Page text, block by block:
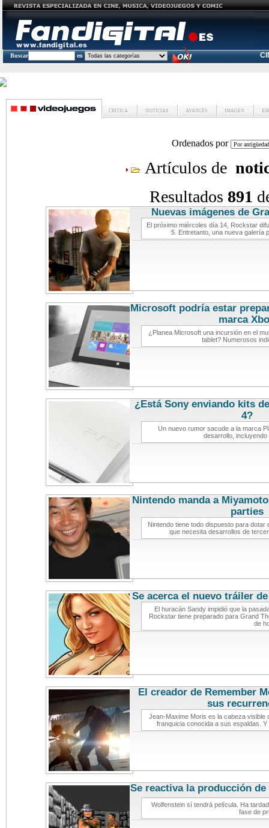
Buscar en
CRITICA NOTICIAS AVANCES IMAGEN
Ordenados por
Artículos de
Resultados 891
Nuevas imágenes de
El próximo miércoles día 14, Rockstar
5. Entretanto, una nueva galería
Microsoft podría estar
marca
¿Planea Microsoft una incursión en el
tablet? Numerosos
¿Está Sony enviando kits
4?
Un nuevo rumor sacude a la marca
desarrollo,
Nintendo manda a
parties
Nintendo tiene todo dispuesto para
que necesita desarrollos de
Se acerca el nuevo tráiler
El huracán Sandy impidió que la
Rockstar tiene preparado para Grand
de
El creador de Remember
sus
Jean-Maxime Moris es la cabeza
franquicia conocida a sus espaldas.
Se reactiva la producción
Wolfenstein sí tendrá película. Ha
fase de